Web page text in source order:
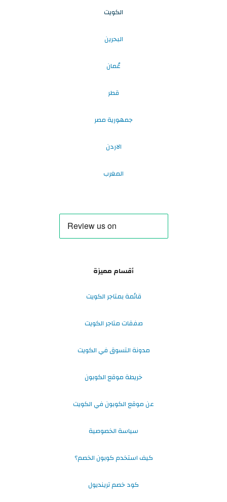
الكويت
البحرين
عُمان
قطر
جمهورية مصر
الاردن
المغرب
أقسام مميزة
قائمة بمتاجر الكويت
صفقات متاجر الكويت
مدونة التسوق في الكويت
خريطة موقع الكوبون
عن موقع الكوبون في الكويت
سياسة الخصوصية
كيف استخدم كوبون الخصم؟
كود خصم ترينديول